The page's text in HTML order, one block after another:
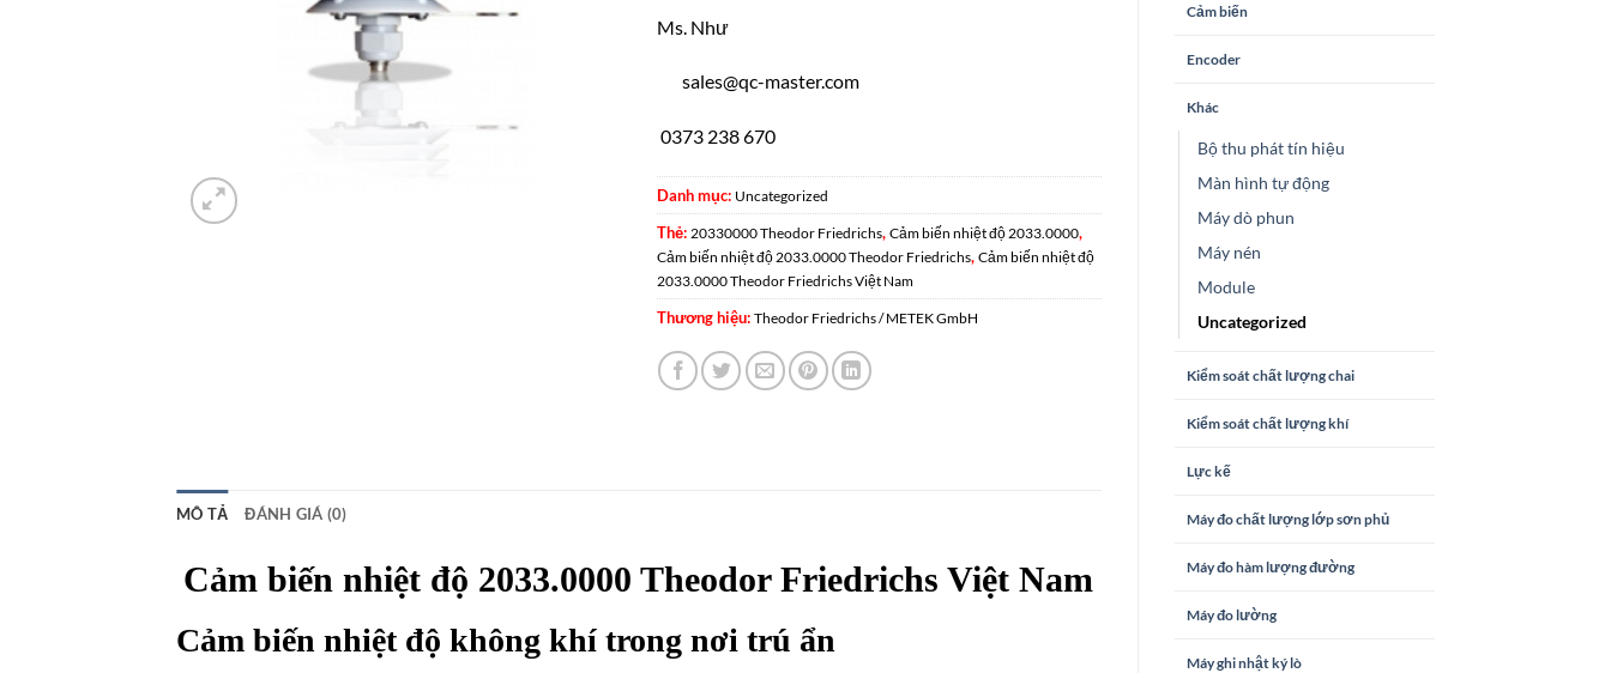
Cảm biến
Encoder
Khác
Bộ thu phát tín hiệu
Màn hình tự động
Máy dò phun
Máy nén
Module
Uncategorized
Kiểm soát chất lượng chai
Kiểm soát chất lượng khí
Lực kế
Máy đo chất lượng lớp sơn phủ
Máy đo hàm lượng đường
Máy đo lường
Máy ghi nhật ký lò
Ms. Như
sales@qc-master.com
0373 238 670
Danh mục: Uncategorized
Thẻ: 20330000 Theodor Friedrichs, Cảm biến nhiệt độ 2033.0000,
Cảm biến nhiệt độ 2033.0000 Theodor Friedrichs, Cảm biến nhiệt độ
2033.0000 Theodor Friedrichs Việt Nam
Thương hiệu: Theodor Friedrichs / METEK GmbH
MÔ TẢ ĐÁNH GIÁ (0)
Cảm biến nhiệt độ 2033.0000 Theodor Friedrichs Việt Nam
Cảm biến nhiệt độ không khí trong nơi trú ẩn